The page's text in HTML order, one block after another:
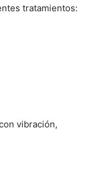
tratamientos:
vibración,